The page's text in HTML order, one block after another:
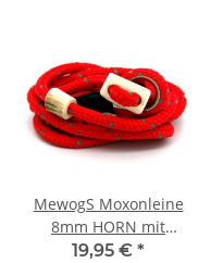
MewogS Moxonleine
8mm HORN mit
Zugbegrenzung 130cm
19,95 € *